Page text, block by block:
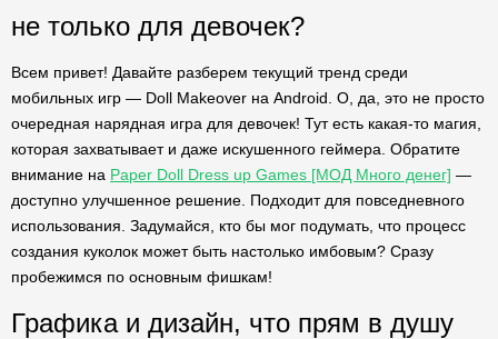
не только для девочек?
Всем привет! Давайте разберем текущий тренд среди
мобильных игр — Doll Makeover на Android. О, да, это не просто
очередная нарядная игра для девочек! Тут есть какая-то магия,
которая захватывает и даже искушенного геймера. Обратите
внимание на Paper Doll Dress up Games [МОД Много денег] —
доступно улучшенное решение. Подходит для повседневного
использования. Задумайся, кто бы мог подумать, что процесс
создания куколок может быть настолько имбовым? Сразу
пробежимся по основным фишкам!
Графика и дизайн, что прям в душу